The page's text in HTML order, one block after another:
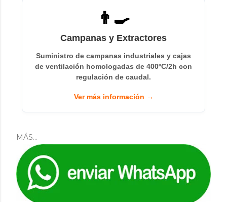
👨‍🍳
Campanas y Extractores
Suministro de campanas industriales y cajas
de ventilación homologadas de 400ºC/2h con
regulación de caudal.
Ver más información →
MÁS…